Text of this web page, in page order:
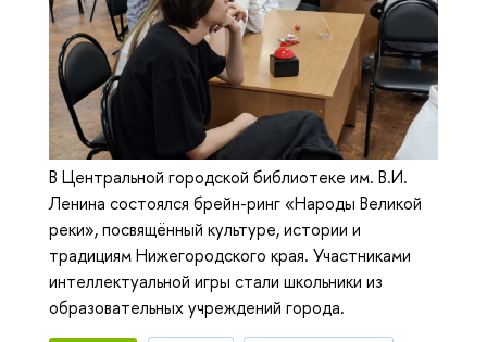
В Центральной городской библиотеке им. В.И.
Ленина состоялся брейн-ринг «Народы Великой
реки», посвящённый культуре, истории и
традициям Нижегородского края. Участниками
интеллектуальной игры стали школьники из
образовательных учреждений города.